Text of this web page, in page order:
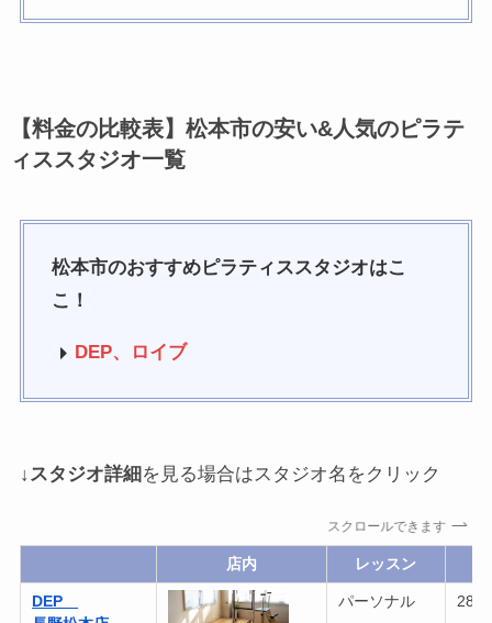
【料金の比較表】松本市の安い&人気のピラテ
ィススタジオ一覧
松本市のおすすめピラティススタジオはこ
こ！
DEP、ロイブ
↓スタジオ詳細を見る場合はスタジオ名をクリック
スクロールできます
店内 レッスン
DEP
パーソナル